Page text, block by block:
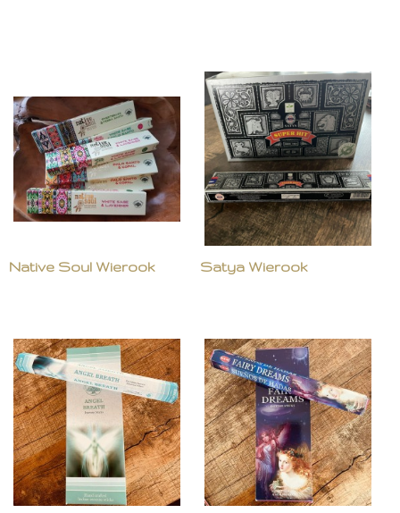
Native Soul Wierook Satya Wierook